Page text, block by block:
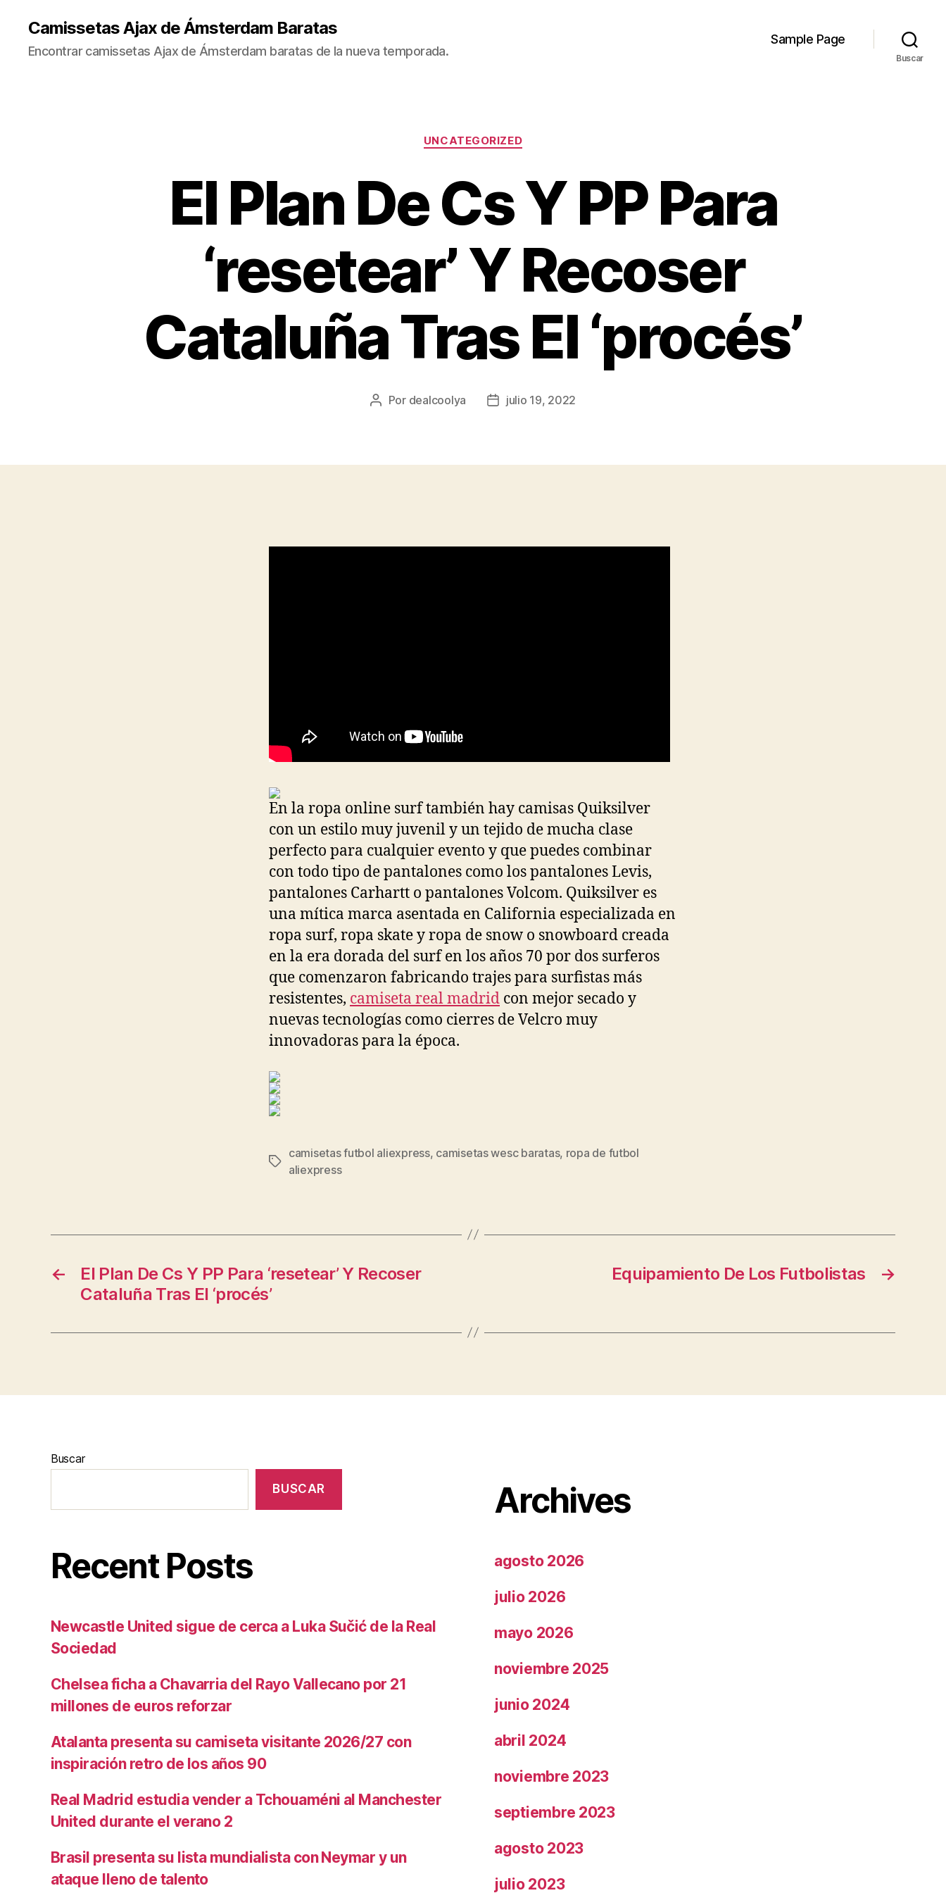
Camissetas Ajax de Ámsterdam Baratas
Encontrar camissetas Ajax de Ámsterdam baratas de la nueva temporada.
Sample Page
Buscar
Categorías
UNCATEGORIZED
El Plan De Cs Y PP Para
‘resetear’ Y Recoser
Cataluña Tras El ‘procés’
Autor
Por dealcoolya
Fechajulio 19, 2022
En la ropa online surf también hay camisas Quiksilver
con un estilo muy juvenil y un tejido de mucha clase
perfecto para cualquier evento y que puedes combinar
con todo tipo de pantalones como los pantalones Levis,
pantalones Carhartt o pantalones Volcom. Quiksilver es
una mítica marca asentada en California especializada en
ropa surf, ropa skate y ropa de snow o snowboard creada
en la era dorada del surf en los años 70 por dos surferos
que comenzaron fabricando trajes para surfistas más
resistentes, camiseta real madrid con mejor secado y
nuevas tecnologías como cierres de Velcro muy
innovadoras para la época.
Etiquetas
camisetas futbol aliexpress, camisetas wesc baratas, ropa de futbol
aliexpress
←
El Plan De Cs Y PP Para ‘resetear’ Y Recoser
Cataluña Tras El ‘procés’
→
Equipamiento De Los Futbolistas
Buscar
BUSCAR
Recent Posts
Newcastle United sigue de cerca a Luka Sučić de la Real
Sociedad
Chelsea ficha a Chavarria del Rayo Vallecano por 21
millones de euros reforzar
Atalanta presenta su camiseta visitante 2026/27 con
inspiración retro de los años 90
Real Madrid estudia vender a Tchouaméni al Manchester
United durante el verano 2
Brasil presenta su lista mundialista con Neymar y un
ataque lleno de talento
Archives
agosto 2026
julio 2026
mayo 2026
noviembre 2025
junio 2024
abril 2024
noviembre 2023
septiembre 2023
agosto 2023
julio 2023